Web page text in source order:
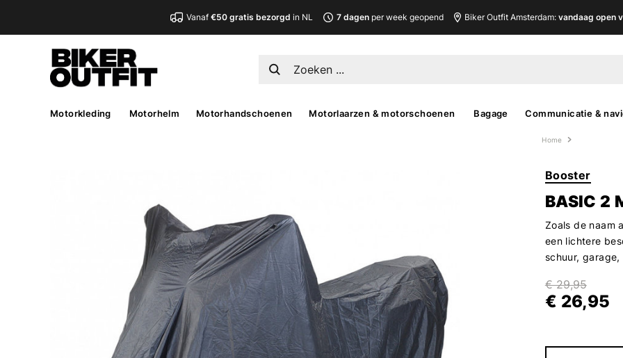
Vanaf €50 gratis bezorgd in NL 7 dagen per week geopend Biker Outfit Amsterdam:vandaag open
Motorkleding Motorhelm Motorhandschoenen Motorlaarzen & motorschoenen Bagage Communicatie &
Home
Booster
BASIC 2
Zoals de naam
een lichtere
schuur,
€ 29,95
€ 26,95